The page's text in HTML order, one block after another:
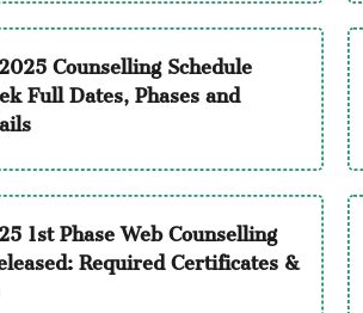
Counselling Schedule
Full Dates, Phases and
1st Phase Web Counselling
Required Certificates &